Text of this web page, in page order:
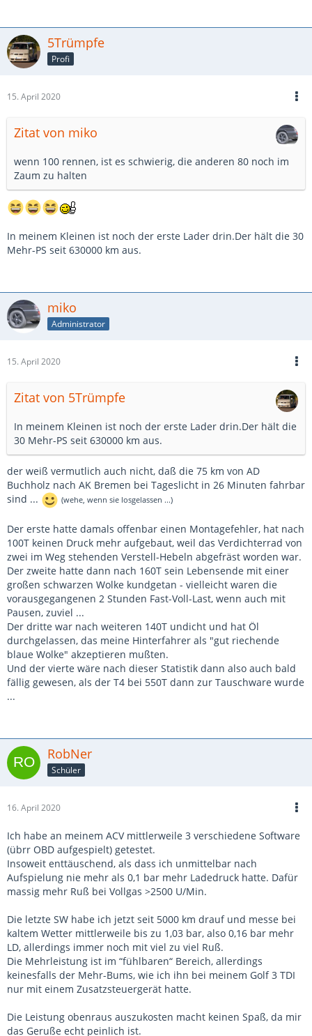
5Trümpfe
Profi
15. April 2020
Zitat von miko
wenn 100 rennen, ist es schwierig, die anderen 80 noch im
Zaum zu halten
In meinem Kleinen ist noch der erste Lader drin.Der hält die 30
Mehr-PS seit 630000 km aus.
miko
Administrator
15. April 2020
Zitat von 5Trümpfe
In meinem Kleinen ist noch der erste Lader drin.Der hält die
30 Mehr-PS seit 630000 km aus.
der weiß vermutlich auch nicht, daß die 75 km von AD
Buchholz nach AK Bremen bei Tageslicht in 26 Minuten fahrbar
sind ...
(wehe, wenn sie losgelassen ...)
Der erste hatte damals offenbar einen Montagefehler, hat nach
100T keinen Druck mehr aufgebaut, weil das Verdichterrad von
zwei im Weg stehenden Verstell-Hebeln abgefräst worden war.
Der zweite hatte dann nach 160T sein Lebensende mit einer
großen schwarzen Wolke kundgetan - vielleicht waren die
vorausgegangenen 2 Stunden Fast-Voll-Last, wenn auch mit
Pausen, zuviel ...
Der dritte war nach weiteren 140T undicht und hat Öl
durchgelassen, das meine Hinterfahrer als "gut riechende
blaue Wolke" akzeptieren mußten.
Und der vierte wäre nach dieser Statistik dann also auch bald
fällig gewesen, als der T4 bei 550T dann zur Tauschware wurde
...
RobNer
Schüler
16. April 2020
Ich habe an meinem ACV mittlerweile 3 verschiedene Software
(übrr OBD aufgespielt) getestet.
Insoweit enttäuschend, als dass ich unmittelbar nach
Aufspielung nie mehr als 0,1 bar mehr Ladedruck hatte. Dafür
massig mehr Ruß bei Vollgas >2500 U/Min.
Die letzte SW habe ich jetzt seit 5000 km drauf und messe bei
kaltem Wetter mittlerweile bis zu 1,03 bar, also 0,16 bar mehr
LD, allerdings immer noch mit viel zu viel Ruß.
Die Mehrleistung ist im “fühlbaren“ Bereich, allerdings
keinesfalls der Mehr-Bums, wie ich ihn bei meinem Golf 3 TDI
nur mit einem Zusatzsteuergerät hatte.
Die Leistung obenraus auszukosten macht keinen Spaß, da mir
das Geruße echt peinlich ist.